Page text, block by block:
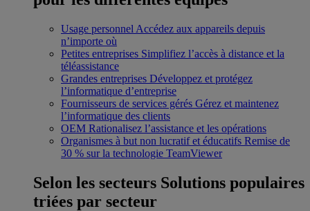
Usage personnel Accédez aux appareils depuis
n’importe où
Petites entreprises Simplifiez l’accès à distance et la
téléassistance
Grandes entreprises Développez et protégez
l’informatique d’entreprise
Fournisseurs de services gérés Gérez et maintenez
l’informatique des clients
OEM Rationalisez l’assistance et les opérations
Organismes à but non lucratif et éducatifs Remise de
30 % sur la technologie TeamViewer
Selon les secteurs Solutions populaires
triées par secteur